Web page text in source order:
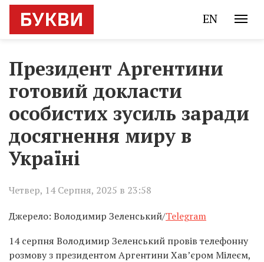
EN
Президент Аргентини
готовий докласти
особистих зусиль заради
досягнення миру в
Україні
Четвер, 14 Серпня, 2025 в 23:58
Джерело: Володимир Зеленський/Telegram
14 серпня Володимир Зеленський провів телефонну
розмову з президентом Аргентини Хав’єром Мілеєм,